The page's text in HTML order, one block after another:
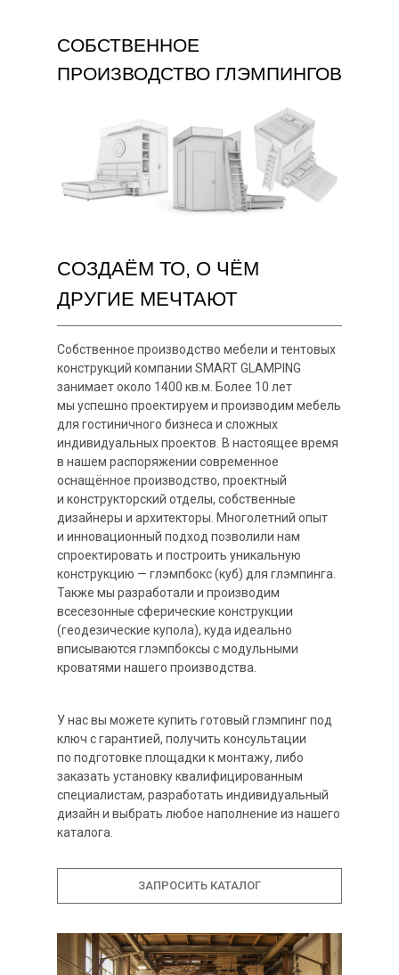
СОБСТВЕННОЕ
ПРОИЗВОДСТВО ГЛЭМПИНГОВ
У нас вы можете купить готовый глэмпинг под
ключ с гарантией, получить консультации
по подготовке площадки к монтажу, либо
заказать установку квалифицированным
специалистам, разработать индивидуальный
дизайн и выбрать любое наполнение из нашего
каталога.
Собственное производство мебели и тентовых
конструкций компании SMART GLAMPING
занимает около 1400 кв.м. Более 10 лет
мы успешно проектируем и производим мебель
для гостиничного бизнеса и сложных
индивидуальных проектов. В настоящее время
в нашем распоряжении современное
оснащённое производство, проектный
и конструкторский отделы, собственные
дизайнеры и архитекторы. Многолетний опыт
и инновационный подход позволили нам
спроектировать и построить уникальную
конструкцию — глэмпбокс (куб) для глэмпинга.
Также мы разработали и производим
всесезонные сферические конструкции
(геодезические купола), куда идеально
вписываются глэмпбоксы с модульными
кроватями нашего производства.
СОЗДАЁМ ТО, О ЧЁМ
ДРУГИЕ МЕЧТАЮТ
ЗАПРОСИТЬ КАТАЛОГ